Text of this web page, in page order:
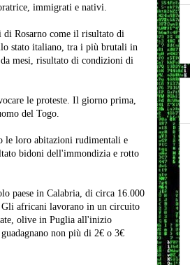
immigrati e nativi.
Rosarno come il risultato di
stato italiano, tra i più brutali in
mesi, risultato di condizioni di
le proteste. Il giorno prima,
del Togo.
le loro abitazioni rudimentali e
bidoni dell'immondizia e rotto
paese in Calabria, di circa 16.000
africani lavorano in un circuito
olive in Puglia all'inizio
non più di 2€ o 3€